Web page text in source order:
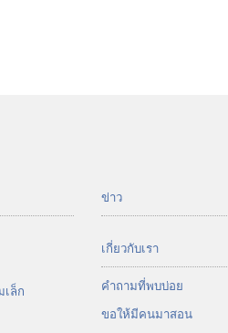
เล็ก
ข่าว
เกี่ยว​กับ​เรา
คำถามที่พบบ่อย
ขอ​ให้​มี​คน​มา​สอน